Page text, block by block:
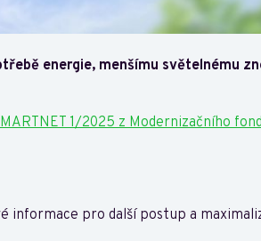
energie, menšímu světelnému
1/2025 z Modernizačního
informace pro další postup a